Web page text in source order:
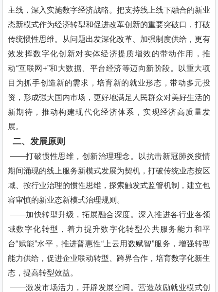
主线，深入实施数字经济战略。把支持线上线下融合的新业
态新模式作为经济转型和促进改革创新的重要突破口，打破
传统惯性思维。从问题出发深化改革、加强制度供给，更有
效发挥数字化创新对实体经济提质增效的带动作用，推
动“互联网+”和大数据、平台经济等迈向新阶段。以重大项
目为抓手创造新的需求，培育新的就业形态，带动多元投
资，形成强大国内市场，更好地满足人民群众对美好生活的
新期待，推动构建现代化经济体系，实现经济高质量发
展。
二、发展原则
——打破惯性思维，创新治理理念。以抗击新冠肺炎疫情
期间涌现的线上服务新模式发展为契机，打破传统业态按区
域、按行业治理的惯性思维，探索触发式监管机制，建立包
容审慎的新业态新模式治理规则。
——加快转型升级，拓展融合深度。深入推进各行业各领
域数字化转型，着力提升数字化转型公共服务能力和平
台“赋能”水平，推进普惠性“上云用数赋智”服务，增强转型
能力供给，促进企业联动转型、跨界合作，培育数字化新生
态，提高转型效益。
——激发市场活力，开辟发展空间。营造鼓励就业模式创